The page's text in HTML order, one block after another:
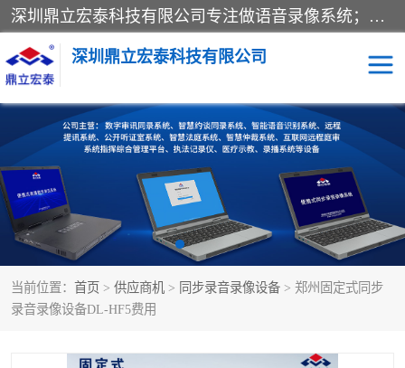
深圳鼎立宏泰科技有限公司专注做语音录像系统；主要服务有：约谈室同步录音录像系统、设计数字询问同步录音录像、数字约谈室同步录音录像、公开听证室、智慧庭审、智能语音识别转写、远程提讯（提审）、记录仪、远程指挥综合管理平台、录播系统等
深圳鼎立宏泰科技有限公司
当前位置： 首页 > 供应商机 > 同步录音录像设备 > 郑州固定式同步
录音录像设备DL-HF5费用
同步录音录像设备 便携式审讯设备
数字法庭 听证室
远程提讯 语音识别